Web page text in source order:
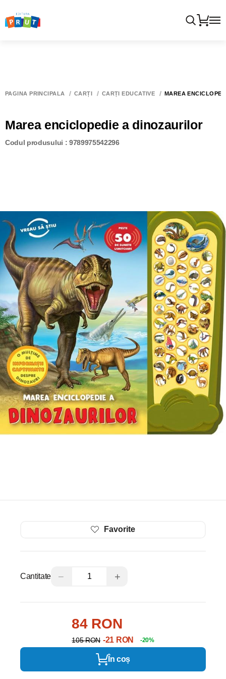
PAGINA PRINCIPALĂ CĂRȚI CĂRȚI EDUCATIVE MAREA
Marea enciclopedie a dinozaurilor
Codul produsului : 9789975542296
Favorite
Cantitate − +
84 RON
105 RON -21 RON -20%
În coș